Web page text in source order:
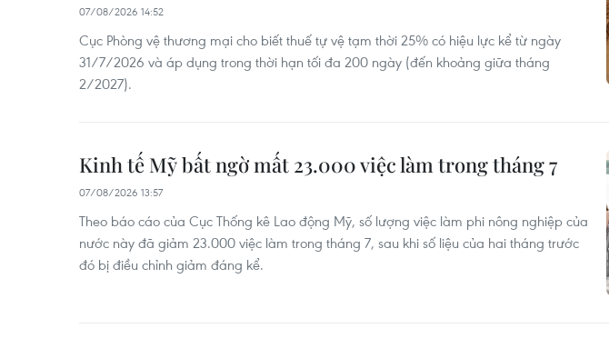
07/08/2026 14:52
Cục Phòng vệ thương mại cho biết thuế tự vệ tạm thời 25% có hiệu lực kể từ ngày
31/7/2026 và áp dụng trong thời hạn tối đa 200 ngày (đến khoảng giữa tháng
2/2027).
Kinh tế Mỹ bất ngờ mất 23.000 việc làm trong tháng 7
07/08/2026 13:57
Theo báo cáo của Cục Thống kê Lao động Mỹ, số lượng việc làm phi nông nghiệp của
nước này đã giảm 23.000 việc làm trong tháng 7, sau khi số liệu của hai tháng trước
đó bị điều chỉnh giảm đáng kể.